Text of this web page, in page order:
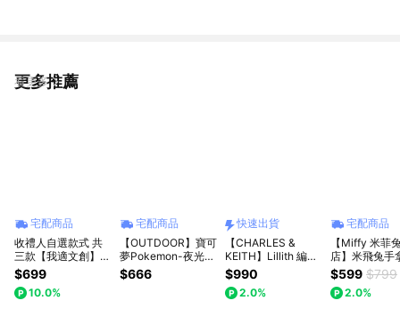
更多推薦
看更多
宅配商品
收禮人自選款式 共
三款【我適文創】
Snoopy 史努比 背包
環保袋｜共三款
$699
10.0%
宅配商品
【OUTDOOR】寶可
夢Pokemon-夜光百
變怪票卡證件套-紫
色
$666
快速出貨
【CHARLES &
KEITH】Lillith 編織
迷你包｜新品上架｜
秋季新品｜快速出貨
｜小CK｜官方直營
$990
2.0%
宅配商品
【Miffy 米菲
店】米飛兔手
包 筆袋(可加
兔大頭吊飾)
學生 文具 收
$599 $799
2.0%